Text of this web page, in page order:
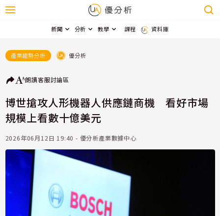
新聞 分析 教學 課程 資料庫
產業趨勢分析 優分析
朗讀客服討論區
博世搶攻人形機器人供應鏈商機 看好市場
規模上看數十億美元
2026年06月12日 19:40 - 優分析產業數據中心